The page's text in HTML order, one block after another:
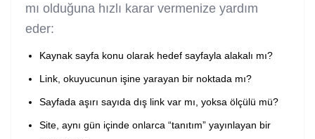
mı olduğuna hızlı karar vermenize yardım
eder:
Kaynak sayfa konu olarak hedef sayfayla alakalı mı?
Link, okuyucunun işine yarayan bir noktada mı?
Sayfada aşırı sayıda dış link var mı, yoksa ölçülü mü?
Site, aynı gün içinde onlarca “tanıtım” yayınlayan bir